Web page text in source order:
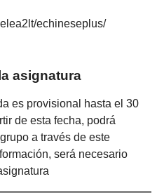
echineseplus/
asignatura
es provisional hasta el 30
de esta fecha, podrá
a través de este
será necesario